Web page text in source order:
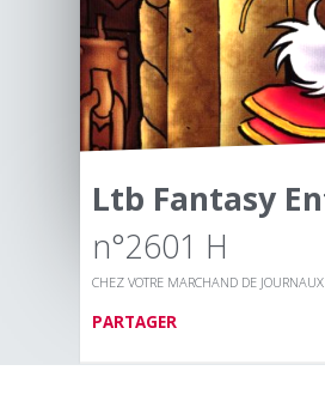
Ltb Fantasy
n°2601 H
CHEZ VOTRE MARCHAND DE JOURNAUX
PARTAGER